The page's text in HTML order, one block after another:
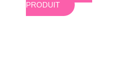
PRODUIT